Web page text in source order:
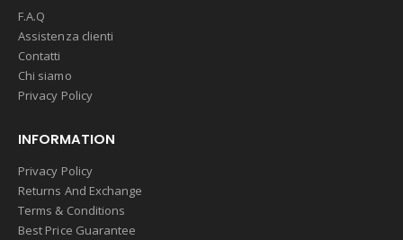
F.A.Q
Assistenza clienti
Contatti
Chi siamo
Privacy Policy
INFORMATION
Privacy Policy
Returns And Exchange
Terms & Conditions
Best Price Guarantee